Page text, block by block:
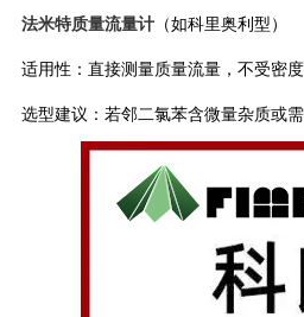
‌‌法米特质量流量计 （如科里奥利型）‌
适用性：直接测量质量流量，不受密
选型建议：若邻二氯苯含微量杂质或